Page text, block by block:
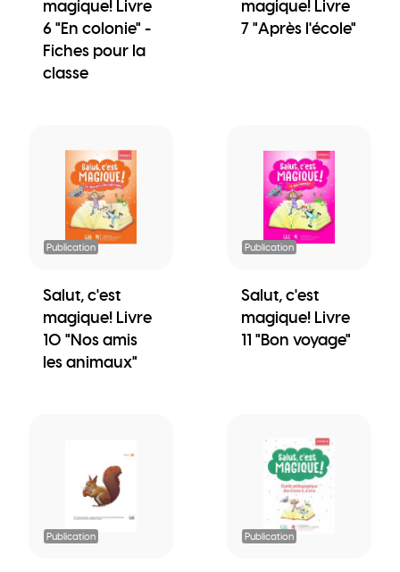
magique! Livre
6 "En colonie" -
Fiches pour la
classe
magique! Livre
7 "Après l'école"
Publication
Salut, c'est
magique! Livre
10 "Nos amis
les animaux"
Publication
Salut, c'est
magique! Livre
11 "Bon voyage"
Publication Publication